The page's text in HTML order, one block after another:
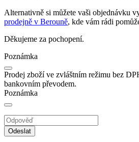
Alternativně si můžete vaši objednávku
prodejně v Berouně, kde vám rádi
Děkujeme za pochopení.
Poznámka
Prodej zboží ve zvláštním režimu bez
bankovním převodem.
Poznámka
Odeslat